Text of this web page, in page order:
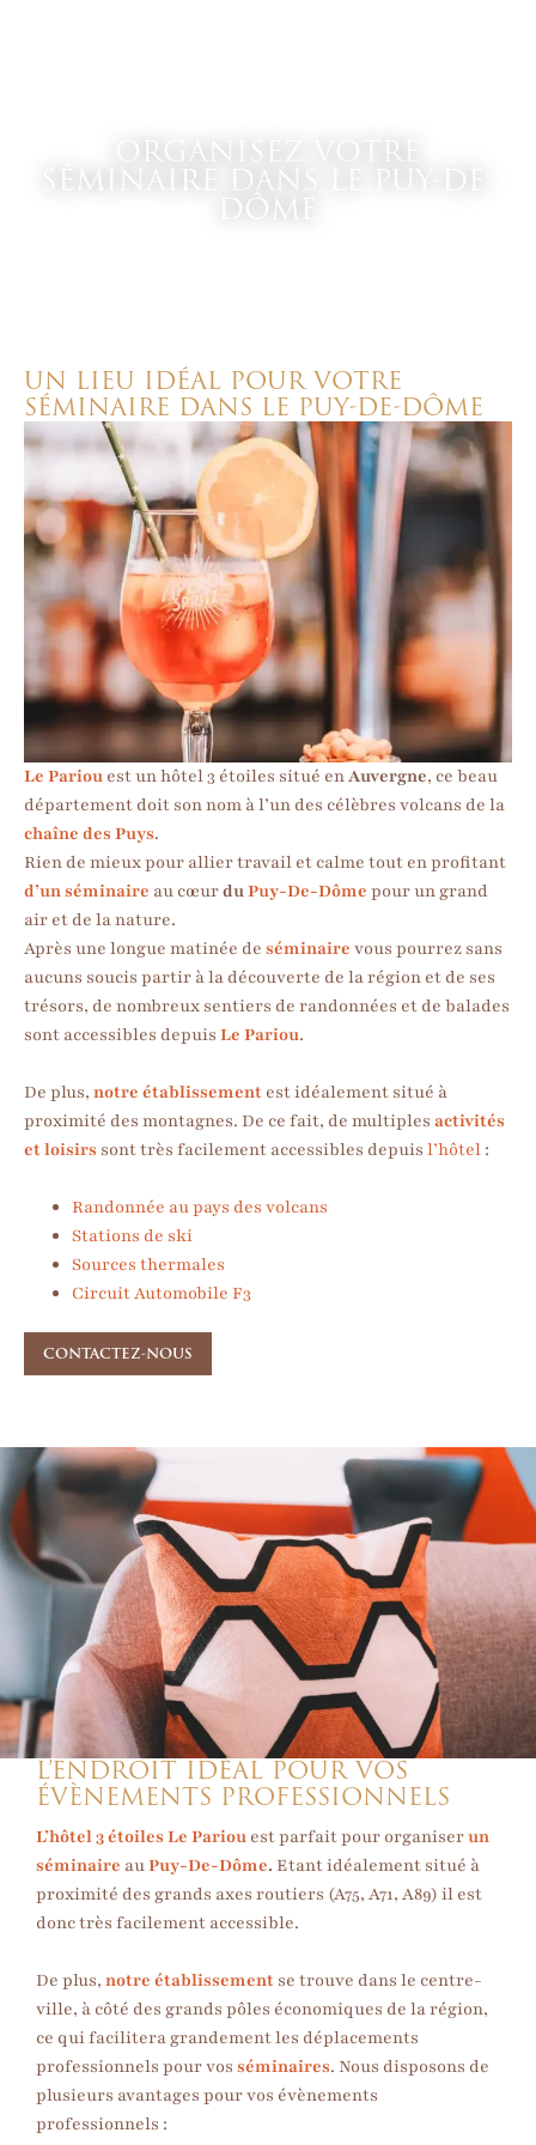
ORGANISEZ VOTRE
SÉMINAIRE DANS LE PUY-DE-
DÔME
UN LIEU IDÉAL POUR VOTRE
SÉMINAIRE DANS LE PUY-DE-DÔME
Le Pariou est un hôtel 3 étoiles situé enAuvergne, ce beau
département doit son nom à l’un des célèbres volcans de la
chaîne des Puys.
Rien de mieux pour allier travail et calme tout en profitant
d’un séminaire au cœurduPuy-De-Dôme pour un grand
air et de la nature.
Après une longue matinée de séminaire vous pourrez sans
aucuns soucis partir à la découverte de la région et de ses
trésors, de nombreux sentiers de randonnées et de balades
sont accessibles depuis Le Pariou. ​
De plus, notre établissement est idéalement situé à
proximité des montagnes. De ce fait, de multiples activités
et loisirs sont très facilement accessibles depuis l’hôtel :
Randonnée au pays des volcans
Stations de ski
Sources thermales
Circuit Automobile F3
​CONTACTEZ-NOUS
L’ENDROIT IDÉAL POUR VOS
ÉVÈNEMENTS PROFESSIONNELS
L’hôtel 3 étoiles Le Pariou est parfait pour organiserun
séminaire auPuy-De-Dôme. Etant idéalement situé à
proximité des grands axes routiers (A75, A71, A89) il est
donc très facilement accessible.
De plus, notre établissement se trouve dans le centre-
ville, à côté des grands pôles économiques de la région,
ce qui facilitera grandement les déplacements
professionnels pour vos séminaires. Nous disposons de
plusieurs avantages pour vos évènements
professionnels :